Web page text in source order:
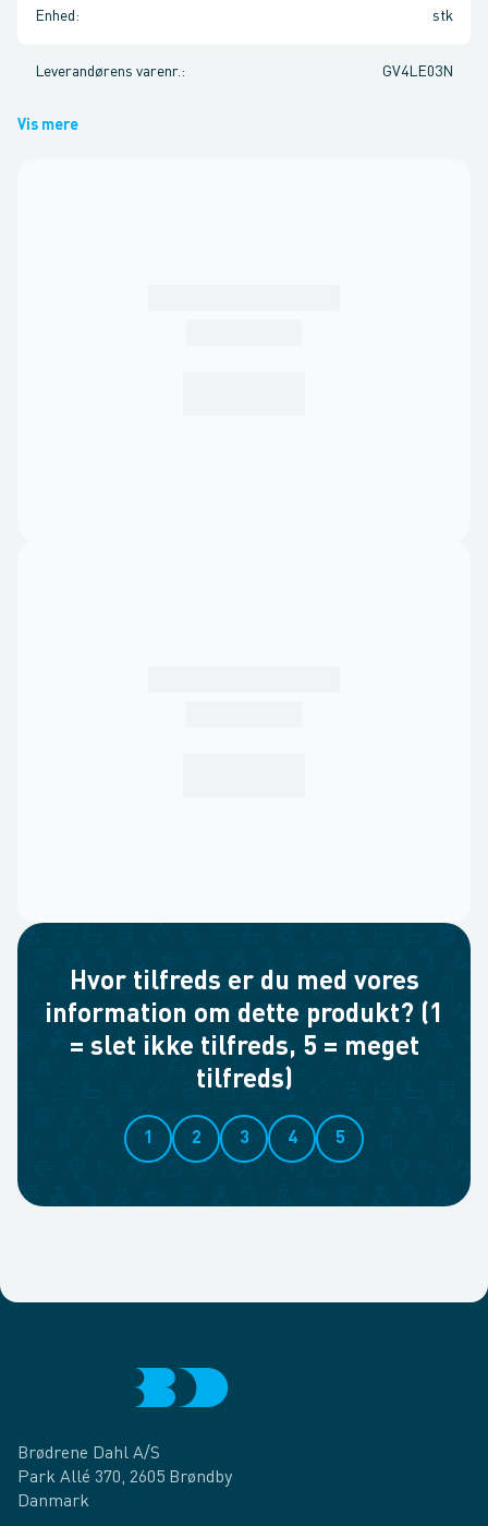
Enhed : stk
Leverandørens varenr. : GV4LE03N
Vis mere
Hvor tilfreds er du med vores
information om dette produkt? (1
= slet ikke tilfreds, 5 = meget
tilfreds)
1 2 3 4 5
Brødrene Dahl A/S
Park Allé 370, 2605 Brøndby
Danmark